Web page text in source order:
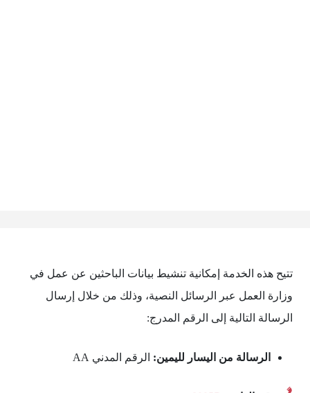
تتيح هذه الخدمة إمكانية تنشيط بيانات الباحثين عن عمل في
وزارة العمل عبر الرسائل النصية، وذلك من خلال إرسال
الرسالة التالية إلى الرقم المدرج:
الرسالة من اليسار لليمين: الرقم المدني AA